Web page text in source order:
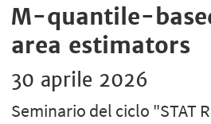
M-quantile-
area estimators
30 aprile 2026
Seminario del ciclo "STAT